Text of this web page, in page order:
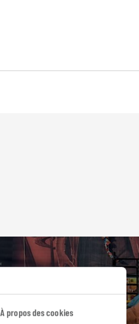
À propos des cookies